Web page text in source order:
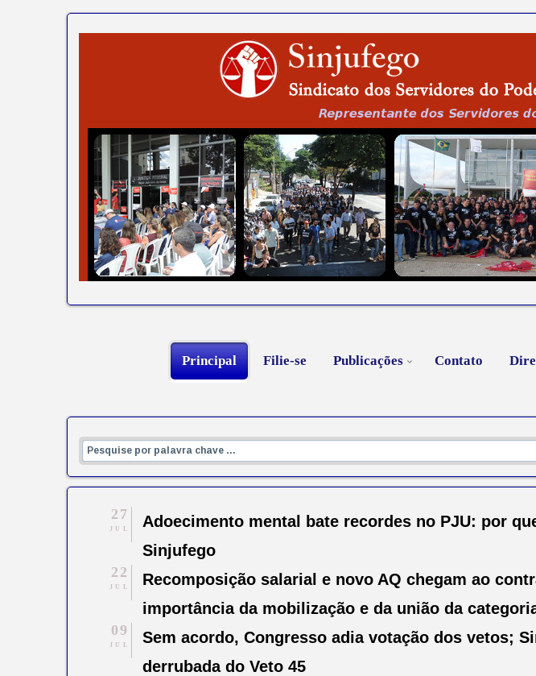
Principal Filie-se Publicações Contato
27
JUL
Adoecimento mental bate recordes no PJU: por
Sinjufego
22
JUL
Recomposição salarial e novo AQ chegam ao
importância da mobilização e da união da
09
JUL
Sem acordo, Congresso adia votação dos vetos;
derrubada do Veto 45